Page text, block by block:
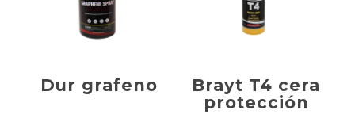
Dur grafeno
Brayt T4 cera
protección